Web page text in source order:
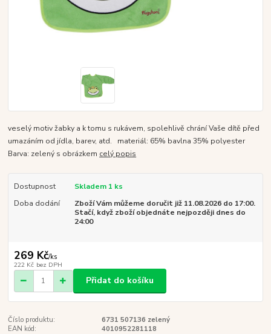
veselý motiv žabky a k tomu s rukávem, spolehlivě chrání Vaše dítě před
umazáním od jídla, barev, atd. materiál: 65% bavlna 35% polyester
Barva: zelený s obrázkem celý popis
Dostupnost
Skladem 1 ks
Doba dodání
Zboží Vám můžeme doručit již 11.08.2026 do 17:00.
Stačí, když zboží objednáte nejpozději dnes do
24:00
269 Kč/ks
222 Kč bez DPH
Přidat do košíku
Číslo produktu:
6731 507136 zelený
EAN kód:
4010952281118